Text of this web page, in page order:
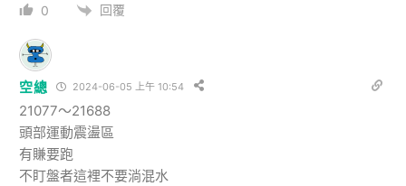
0 回覆
空總 2024-06-05 上午 10:54
21077～21688
頭部運動震盪區
有賺要跑
不盯盤者這裡不要淌混水